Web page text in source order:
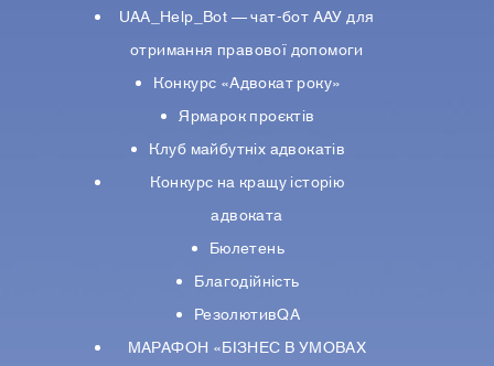
UAA_Help_Bot — чат-бот ААУ для
отримання правової допомоги
Конкурс «Адвокат року»
Ярмарок проєктів
Клуб майбутніх адвокатів
Конкурс на кращу історію
адвоката
Бюлетень
Благодійність
РезолютивQA
МАРАФОН «БІЗНЕС В УМОВАХ